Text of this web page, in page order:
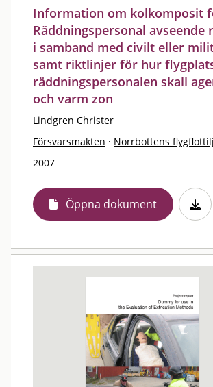
Information om kolkomposit
Räddningspersonal avseende
i samband med civilt eller
samt riktlinjer för hur
räddningspersonalen skall
och varm zon
Lindgren Christer
Försvarsmakten · Norrbottens flygflottilj
2007
Öppna dokument